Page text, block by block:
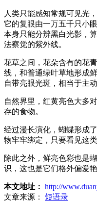
人类只能感知常规可见光
它的复眼由一万五千只小
本身只能分辨黑白光影，
法察觉的紫外线。
花草之间，花朵含有的花
线，和普通绿叶草地形成
自带亮眼光斑，相当于主
自然界里，红黄亮色大多
存的食物。
经过漫长演化，蝴蝶形成
物牢牢绑定，只要看见这
除此之外，鲜亮色彩也是
识，这也是它们格外偏爱
本文地址： http://
文章来源：
短语录